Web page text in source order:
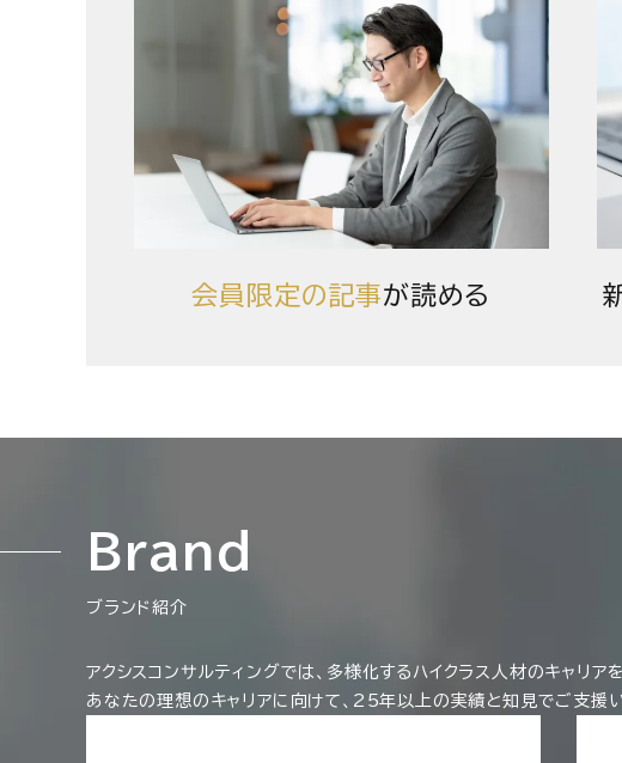
会員限定の記事が読める
Brand
ブランド紹介
アクシスコンサルティングでは、多様化するハイクラス人材のキャリア
あなたの理想のキャリアに向けて、25年以上の実績と知見でご支援い